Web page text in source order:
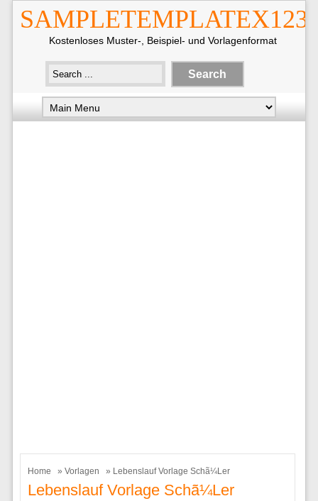
Kostenloses Muster-, Beispiel- und Vorlagenformat
Home » Vorlagen » Lebenslauf Vorlage Schã¼Ler
Lebenslauf Vorlage Schã¼Ler